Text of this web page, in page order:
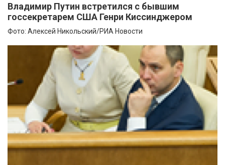
Владимир Путин встретился с бывшим
госсекретарем США Генри Киссинджером
Фото: Алексей Никольский/РИА Новости